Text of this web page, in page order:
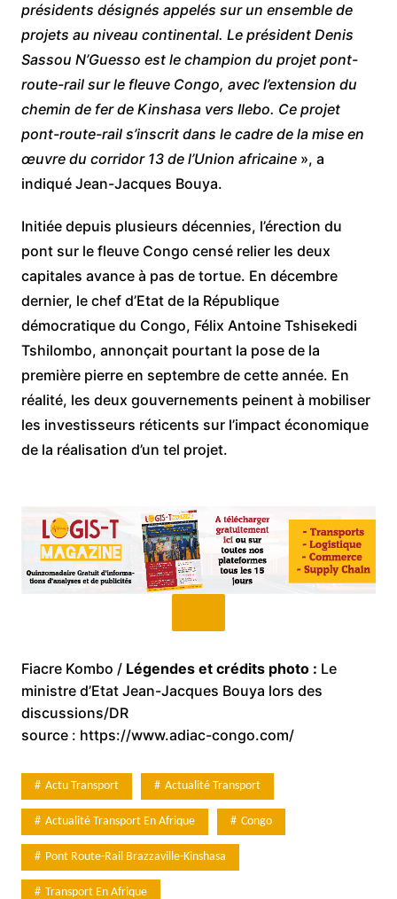
présidents désignés appelés sur un ensemble de
projets au niveau continental. Le président Denis
Sassou N’Guesso est le champion du projet pont-
route-rail sur le fleuve Congo, avec l’extension du
chemin de fer de Kinshasa vers Ilebo. Ce projet
pont-route-rail s’inscrit dans le cadre de la mise en
œuvre du corridor 13 de l’Union africaine», a
indiqué Jean-Jacques Bouya.
Initiée depuis plusieurs décennies, l’érection du
pont sur le fleuve Congo censé relier les deux
capitales avance à pas de tortue. En décembre
dernier, le chef d’Etat de la République
démocratique du Congo, Félix Antoine Tshisekedi
Tshilombo, annonçait pourtant la pose de la
première pierre en septembre de cette année. En
réalité, les deux gouvernements peinent à mobiliser
les investisseurs réticents sur l’impact économique
de la réalisation d’un tel projet.
Fiacre Kombo / Légendes et crédits photo : Le
ministre d’Etat Jean-Jacques Bouya lors des
discussions/DR
source : https://www.adiac-congo.com/
Actu Transport Actualité Transport
Actualité Transport En Afrique Congo
Pont Route-Rail Brazzaville-Kinshasa
Transport En Afrique